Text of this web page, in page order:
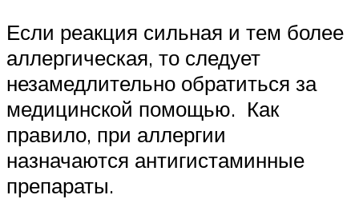
Если реакция сильная и тем более
аллергическая, то следует
незамедлительно обратиться за
медицинской помощью. Как
правило, при аллергии
назначаются антигистаминные
препараты.